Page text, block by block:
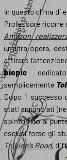
In questo clima di
Professore ricorre
Amazon
un’altra opera,
attirare
biopic
semplicemente
Dopo il successo
stati annunciati
spinto fino al
esclusi forse gli
Tolkien’s Road,